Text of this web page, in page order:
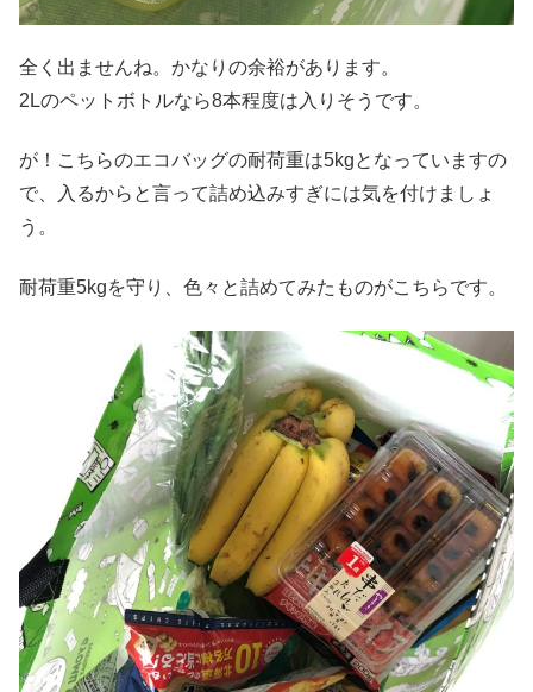
全く出ませんね。かなりの余裕があります。
2Lのペットボトルなら8本程度は入りそうです。
が！こちらのエコバッグの耐荷重は5kgとなっていますの
で、入るからと言って詰め込みすぎには気を付けましょ
う。
耐荷重5kgを守り、色々と詰めてみたものがこちらです。